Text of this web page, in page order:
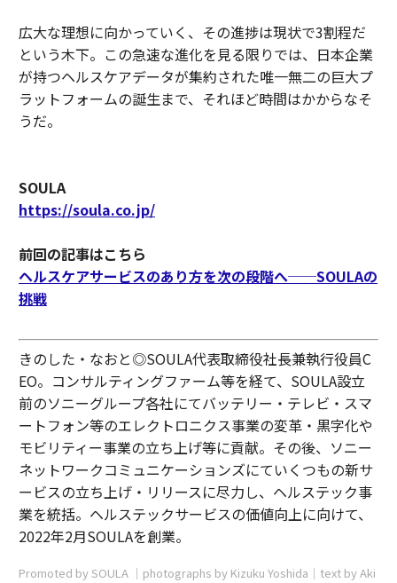
広大な理想に向かっていく、その進捗は現状で3割程だ
という木下。この急速な進化を見る限りでは、日本企業
が持つヘルスケアデータが集約された唯一無二の巨大プ
ラットフォームの誕生まで、それほど時間はかからなそ
うだ。
SOULA
https://soula.co.jp/
前回の記事はこちら
ヘルスケアサービスのあり方を次の段階へ──SOULAの
挑戦
きのした・なおと◎SOULA代表取締役社長兼執行役員C
EO。コンサルティングファーム等を経て、SOULA設立
前のソニーグループ各社にてバッテリー・テレビ・スマ
ートフォン等のエレクトロニクス事業の変革・黒字化や
モビリティー事業の立ち上げ等に貢献。その後、ソニー
ネットワークコミュニケーションズにていくつもの新サ
ービスの立ち上げ・リリースに尽力し、ヘルステック事
業を統括。ヘルステックサービスの価値向上に向けて、
2022年2月SOULAを創業。
Promoted by SOULA │photographs by Kizuku Yoshida│text by Aki